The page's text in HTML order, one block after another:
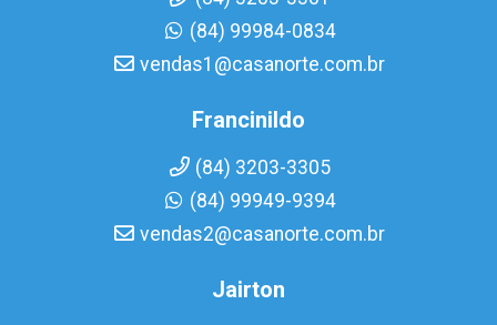
(84) 99984-0834
vendas1@casanorte.com.br
Francinildo
(84) 3203-3305
(84) 99949-9394
vendas2@casanorte.com.br
Jairton